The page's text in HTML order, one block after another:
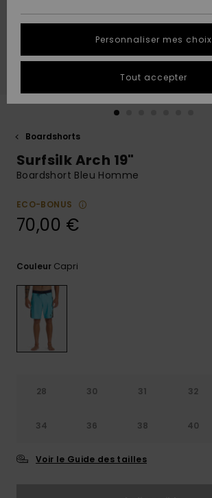
A
Découvrir
A
Découvrir
tailles
conversation
plus rapide
à votre
Consulter
QUIKSILVER
Boardshorts
Surfsilk Arch 19"
Boardshort Bleu Homme
ECO-BONUS
70,00 €
Couleur Capri
28 30 31 32
34 36 38 40
Voir le Guide des tailles
Personnaliser mes choix
Tout accepter